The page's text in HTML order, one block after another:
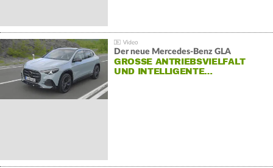
Der neue Mercedes-Benz GLA
GROSSE ANTRIEBSVIELFALT U
ND INTELLIGENTE…